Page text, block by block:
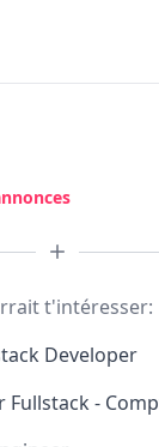
t'intéresser:
Developer
-